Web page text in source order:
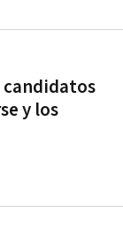
candidatos
y los